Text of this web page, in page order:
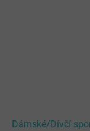
Dámské/Dívčí